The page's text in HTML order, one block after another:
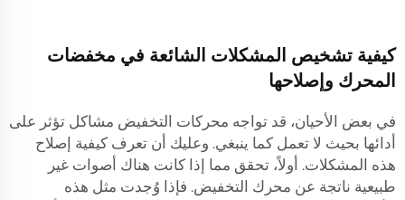
كيفية تشخيص المشكلات الشائعة في مخفضات
المحرك وإصلاحها
في بعض الأحيان، قد تواجه محركات التخفيض مشاكل تؤثر على
أدائها بحيث لا تعمل كما ينبغي. وعليك أن تعرف كيفية إصلاح
هذه المشكلات. أولاً، تحقق مما إذا كانت هناك أصوات غير
طبيعية ناتجة عن محرك التخفيض. فإذا وُجدت مثل هذه